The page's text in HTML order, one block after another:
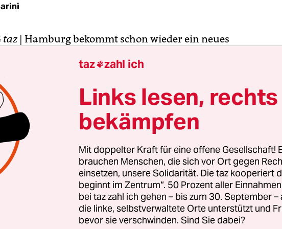
taz | Hamburg bekommt schon wieder ein neues
Piratenpartei weitgehend Recht und kassierte die Drei-
bei den Bezirkswahlen. Dass Stimmen für
die Hürde nicht übersprängen, quasi verloren seien,
das Gleichheitsprinzip „one man – one vote“ und sei
Die Bürgerschaft muss nun ein neues
aus der Taufe heben.
Joachim Pradel betonte, der mit 8:1
gefällte Beschluss sei nicht auf Wahlen zu Kommunal-
oder gar die Bundestagswahl übertragbar, wo
Hürde gilt. Hier könnte eine Vielzahl von Parteien,
taz zahl ich
Links lesen, rechts
bekämpfen
Mit doppelter Kraft für eine offene Gesellschaft!
brauchen Menschen, die sich vor Ort gegen
einsetzen, unsere Solidarität. Die taz kooperiert
beginnt im Zentrum“. 50 Prozent aller
bei taz zahl ich gehen – bis zum 30. September
die linke, selbstverwaltete Orte unterstützt und
bevor sie verschwinden. Sind Sie dabei?